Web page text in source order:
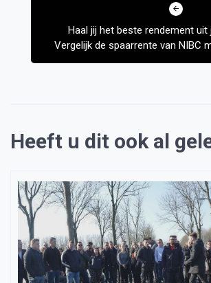
Haal jij het beste rendement uit
Vergelijk de spaarrente van NIBC
Heeft u dit ook al